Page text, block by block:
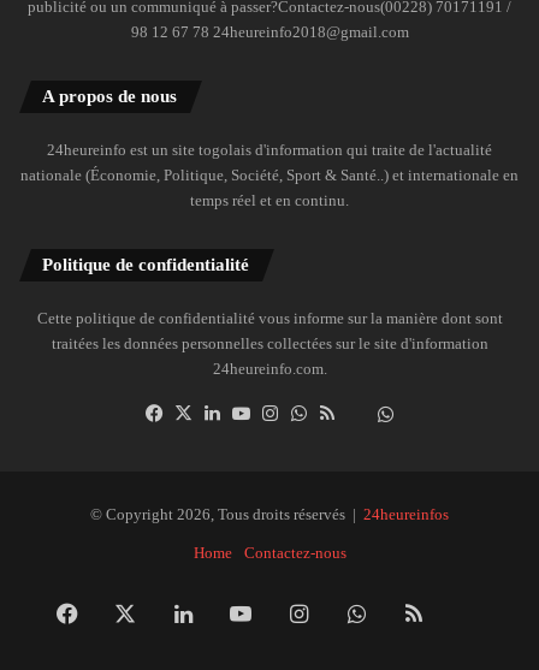
publicité ou un communiqué à passer?Contactez-nous(00228) 70171191 /
98 12 67 78 24heureinfo2018@gmail.com
A propos de nous
24heureinfo est un site togolais d'information qui traite de l'actualité
nationale (Économie, Politique, Société, Sport & Santé..) et internationale en
temps réel et en continu.
Politique de confidentialité
Cette politique de confidentialité vous informe sur la manière dont sont
traitées les données personnelles collectées sur le site d'information
24heureinfo.com.
Facebook
X LinkedinYouTubeInstagramWhatsAppDailymotion
© Copyright 2026, Tous droits réservés | 24heureinfos
Home Contactez-nous
Facebook LinkedinYouTubeInstagramWhatsApp
RSS